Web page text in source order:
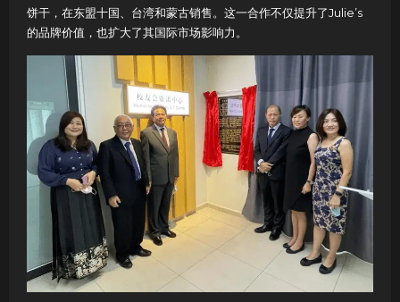
饼干，在东盟十国、台湾和蒙古销售。这一合作不仅提升了Julie’s
的品牌价值，也扩大了其国际市场影响力。